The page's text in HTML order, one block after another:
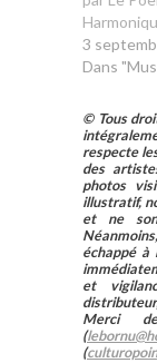
3
Dans
© Tous
respecte
des
photos
illustratif,
et ne
échappé
et
Merci
(
(